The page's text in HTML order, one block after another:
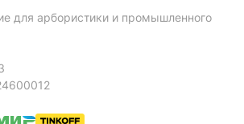
для арбористики и промышленного